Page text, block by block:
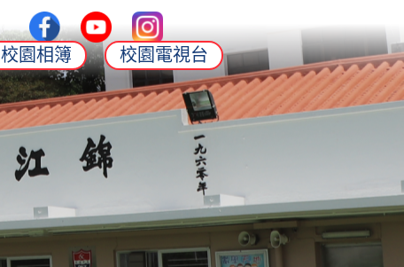
校園相簿 校園電視台